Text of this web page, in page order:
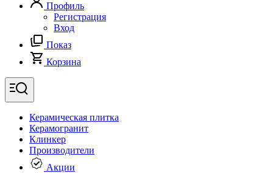
Профиль
Регистрация
Вход
Показ
Корзина
Керамическая плитка
Керамогранит
Клинкер
Производители
Акции